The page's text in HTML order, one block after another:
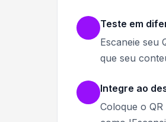
Teste em
Escaneie seu
que seu
Integre ao
Coloque o